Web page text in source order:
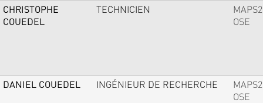
CHRISTOPHE
COUEDEL
TECHNICIEN
MAPS2
OSE
DANIEL COUEDEL INGÉNIEUR DE RECHERCHE
MAPS2
OSE